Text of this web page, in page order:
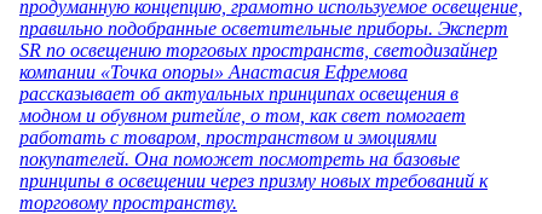
продуманную концепцию, грамотно используемое освещение,
правильно подобранные осветительные приборы. Эксперт
SR по освещению торговых пространств, светодизайнер
компании «Точка опоры» Анастасия Ефремова
рассказывает об актуальных принципах освещения в
модном и обувном ритейле, о том, как свет помогает
работать с товаром, пространством и эмоциями
покупателей. Она поможет посмотреть на базовые
принципы в освещении через призму новых требований к
торговому пространству.